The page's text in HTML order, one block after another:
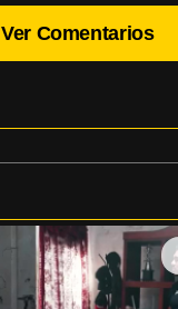
Ver Comentarios